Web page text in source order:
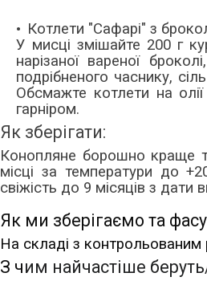
Котлети "Сафарі" з
У мисці змішайте 200 г
нарізаної вареної
подрібненого часнику,
Обсмажте котлети на
гарніром.
Як зберігати:
Конопляне борошно краще
місці за температури до
свіжість до 9 місяців з дати
Як ми зберігаємо та
На складі з контрольованим
З чим найчастіше